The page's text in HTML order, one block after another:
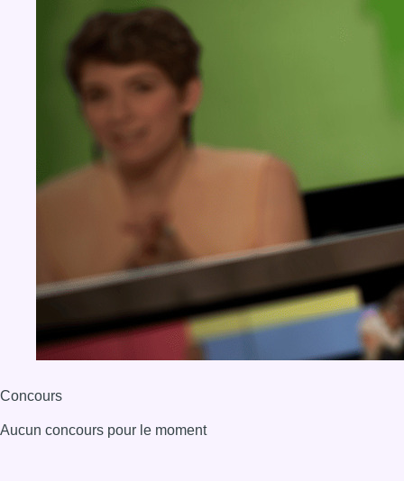
Concours
Aucun concours pour le moment